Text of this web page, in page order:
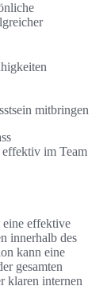
mitbringen
effektiv im Team
eine effektive
innerhalb des
kann eine
gesamten
klaren internen